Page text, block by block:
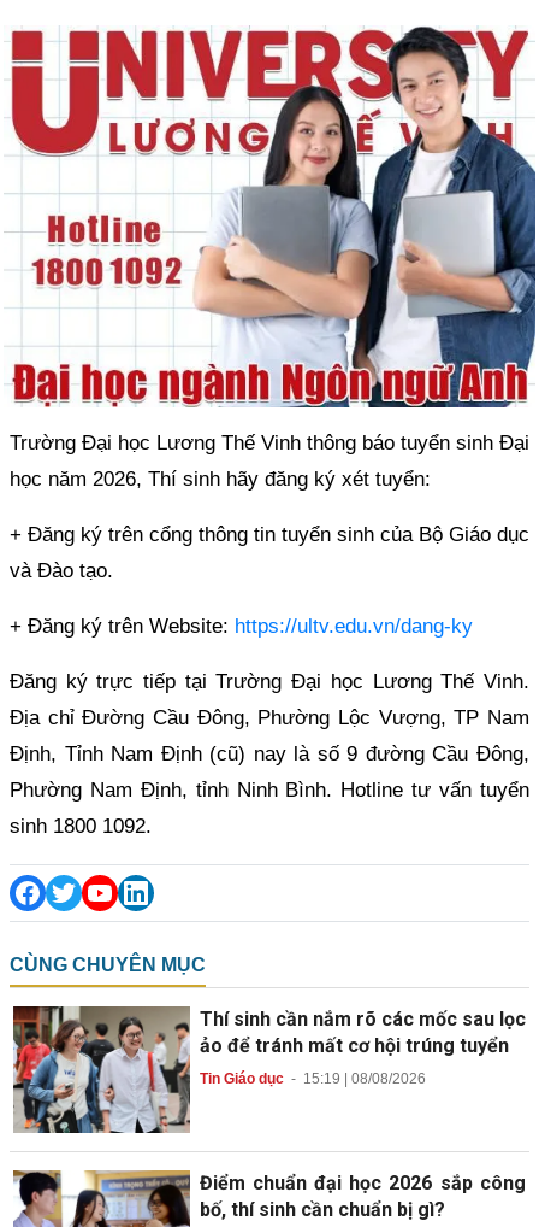
Trường Đại học Lương Thế Vinh thông báo tuyển sinh Đại
học năm 2026, Thí sinh hãy đăng ký xét tuyển:
+ Đăng ký trên cổng thông tin tuyển sinh của Bộ Giáo dục
và Đào tạo.
+ Đăng ký trên Website: https://ultv.edu.vn/dang-ky
Đăng ký trực tiếp tại Trường Đại học Lương Thế Vinh.
Địa chỉ Đường Cầu Đông, Phường Lộc Vượng, TP Nam
Định, Tỉnh Nam Định (cũ) nay là số 9 đường Cầu Đông,
Phường Nam Định, tỉnh Ninh Bình. Hotline tư vấn tuyển
sinh 1800 1092.
CÙNG CHUYÊN MỤC
Thí sinh cần nắm rõ các mốc sau lọc
ảo để tránh mất cơ hội trúng tuyển
Tin Giáo dục- 15:19 | 08/08/2026
Điểm chuẩn đại học 2026 sắp công
bố, thí sinh cần chuẩn bị gì?